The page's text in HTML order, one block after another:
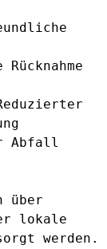
Abfall
über
lokale
werden.